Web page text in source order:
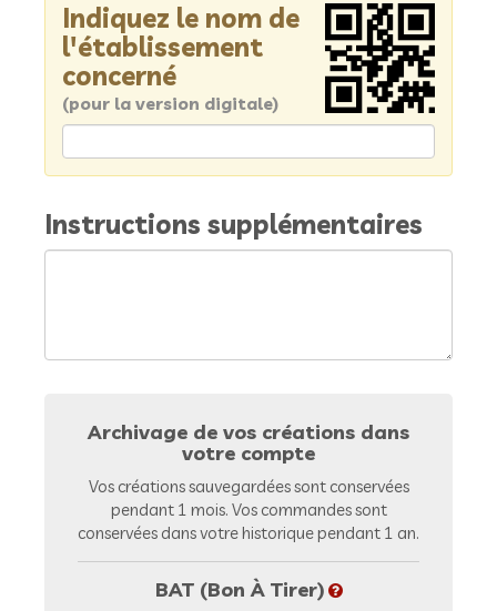
Indiquez le nom de
l'établissement
concerné
(pour la version digitale)
Instructions supplémentaires
Archivage de vos créations dans
votre compte
Vos créations sauvegardées sont conservées
pendant 1 mois. Vos commandes sont
conservées dans votre historique pendant 1 an.
BAT (Bon À Tirer)